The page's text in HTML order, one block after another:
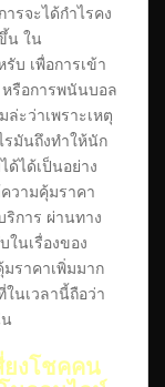
รจะได้กำไรคง
น ใน
บ เพื่อการเข้า
รือการพนันบอล
ะว่าเพราะเหตุ
รมันถึงทำให้นัก
ด้ได้เป็นอย่าง
วามคุ้มราคา
การ ผ่านทาง
นเรื่องของ
ราคาเพิ่มมาก
นเวลานี้ถือว่า
ยงโชคคน